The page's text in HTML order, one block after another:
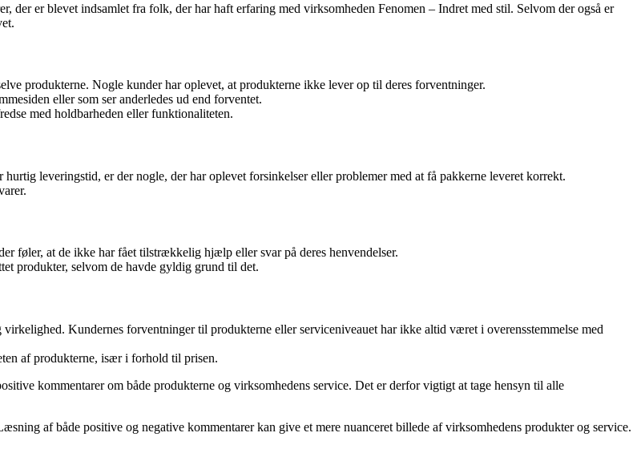
der er blevet indsamlet fra folk, der har haft erfaring med virksomheden Fenomen – Indret med stil. Selvom der også er
produkterne. Nogle kunder har oplevet, at produkterne ikke lever op til deres forventninger.
eller som ser anderledes ud end forventet.
med holdbarheden eller funktionaliteten.
leveringstid, er der nogle, der har oplevet forsinkelser eller problemer med at få pakkerne leveret korrekt.
føler, at de ikke har fået tilstrækkelig hjælp eller svar på deres henvendelser.
produkter, selvom de havde gyldig grund til det.
Kundernes forventninger til produkterne eller serviceniveauet har ikke altid været i overensstemmelse med
af produkterne, især i forhold til prisen.
kommentarer om både produkterne og virksomhedens service. Det er derfor vigtigt at tage hensyn til alle
af både positive og negative kommentarer kan give et mere nuanceret billede af virksomhedens produkter og service.